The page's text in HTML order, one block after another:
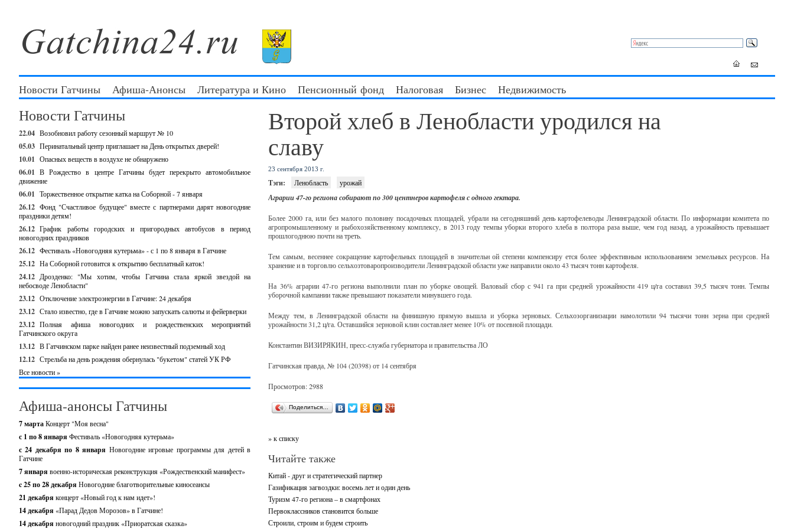
Новости Гатчины Афиша-Анонсы Литература и Кино Пенсионный фонд Налоговая Бизнес Недвижимость
Новости Гатчины
22.04 Возобновил работу сезонный маршрут № 10
05.03 Перинатальный центр приглашает на День открытых дверей!
10.01 Опасных веществ в воздухе не обнаружено
06.01 В Рождество в центре Гатчины будет перекрыто автомобильное
движение
06.01 Торжественное открытие катка на Соборной - 7 января
26.12 Фонд "Счастливое будущее" вместе с партнерами дарят новогодние
праздники детям!
26.12 График работы городских и пригородных автобусов в период
новогодних праздников
26.12 Фестиваль «Новогодняя кутерьма» - с 1 по 8 января в Гатчине
25.12 На Соборной готовится к открытию бесплатный каток!
24.12 Дрозденко: "Мы хотим, чтобы Гатчина стала яркой звездой на
небосводе Ленобласти"
23.12 Отключение электроэнергии в Гатчине: 24 декабря
23.12 Стало известно, где в Гатчине можно запускать салюты и фейерверки
23.12 Полная афиша новогодних и рождественских мероприятий
Гатчинского округа
13.12 В Гатчинском парке найден ранее неизвестный подземный ход
12.12 Стрельба на день рождения обернулась "букетом" статей УК РФ
Все новости »
Афиша-анонсы Гатчины
7 мартаКонцерт "Моя весна"
с 1 по 8 января Фестиваль «Новогодняя кутерьма»
с 24 декабря по 8 января Новогодние игровые программы для детей в
Гатчине
7 января военно-историческая реконструкция «Рождественский манифест»
c 25 по 28 декабря Новогодние благотворительные киносеансы
21 декабря концерт «Новый год к нам идет»!
14 декабря «Парад Дедов Морозов» в Гатчине!
14 декабря новогодний праздник «Приоратская сказка»
Второй хлеб в Ленобласти уродился на
славу
23 сентября 2013 г.
Тэги: Ленобласть урожай
Аграрии 47-го региона собирают по 300 центнеров картофеля с одного гектара.
Более 2000 га, или без малого половину посадочных площадей, убрали на сегодняшний день картофелеводы Ленинградской области. По информации комитета по
агропромышленному и рыбохозяйственному комплексу, в 2013 году темпы уборки второго хлеба в полтора раза выше, чем год назад, а урожайность превышает
прошлогоднюю почти на треть.
Тем самым, весеннее сокращение картофельных площадей в значительн ой степени компенсиру ется более эффективным использованием земельных ресурсов. На
хранение и в торговлю сельхозтоваропроизводители Ленинградской области уже направили около 43 тысяч тонн картофеля.
На 36% аграрии 47-го региона выполнили план по уборке овощей. Валовый сбор с 941 га при средней урожайности 419 ц/га составил 39,5 тысяч тонн. Темпы
уборочной кампании также превышают показатели минувшего года.
Между тем, в Ленинградской области на финишную прямую вышла и уборка зерновых. Сельхозорганизации намолотили 94 тысячи тонн зерна при средней
урожайности 31,2 ц/га. Оставшийся зерновой клин составляет менее 10% от посевной площади.
Константин ВИЗИРЯКИН, пресс-служба губернатора и правительства ЛО
Гатчинская правда, № 104 (20398) от 14 сентября
Просмотров: 2988
Поделиться…
» к списку
Читайте также
Китай - друг и стратегический партнер
Газификация загвоздки: восемь лет и один день
Туризм 47-го региона – в смартфонах
Первоклассников становится больше
Строили, строим и будем строить